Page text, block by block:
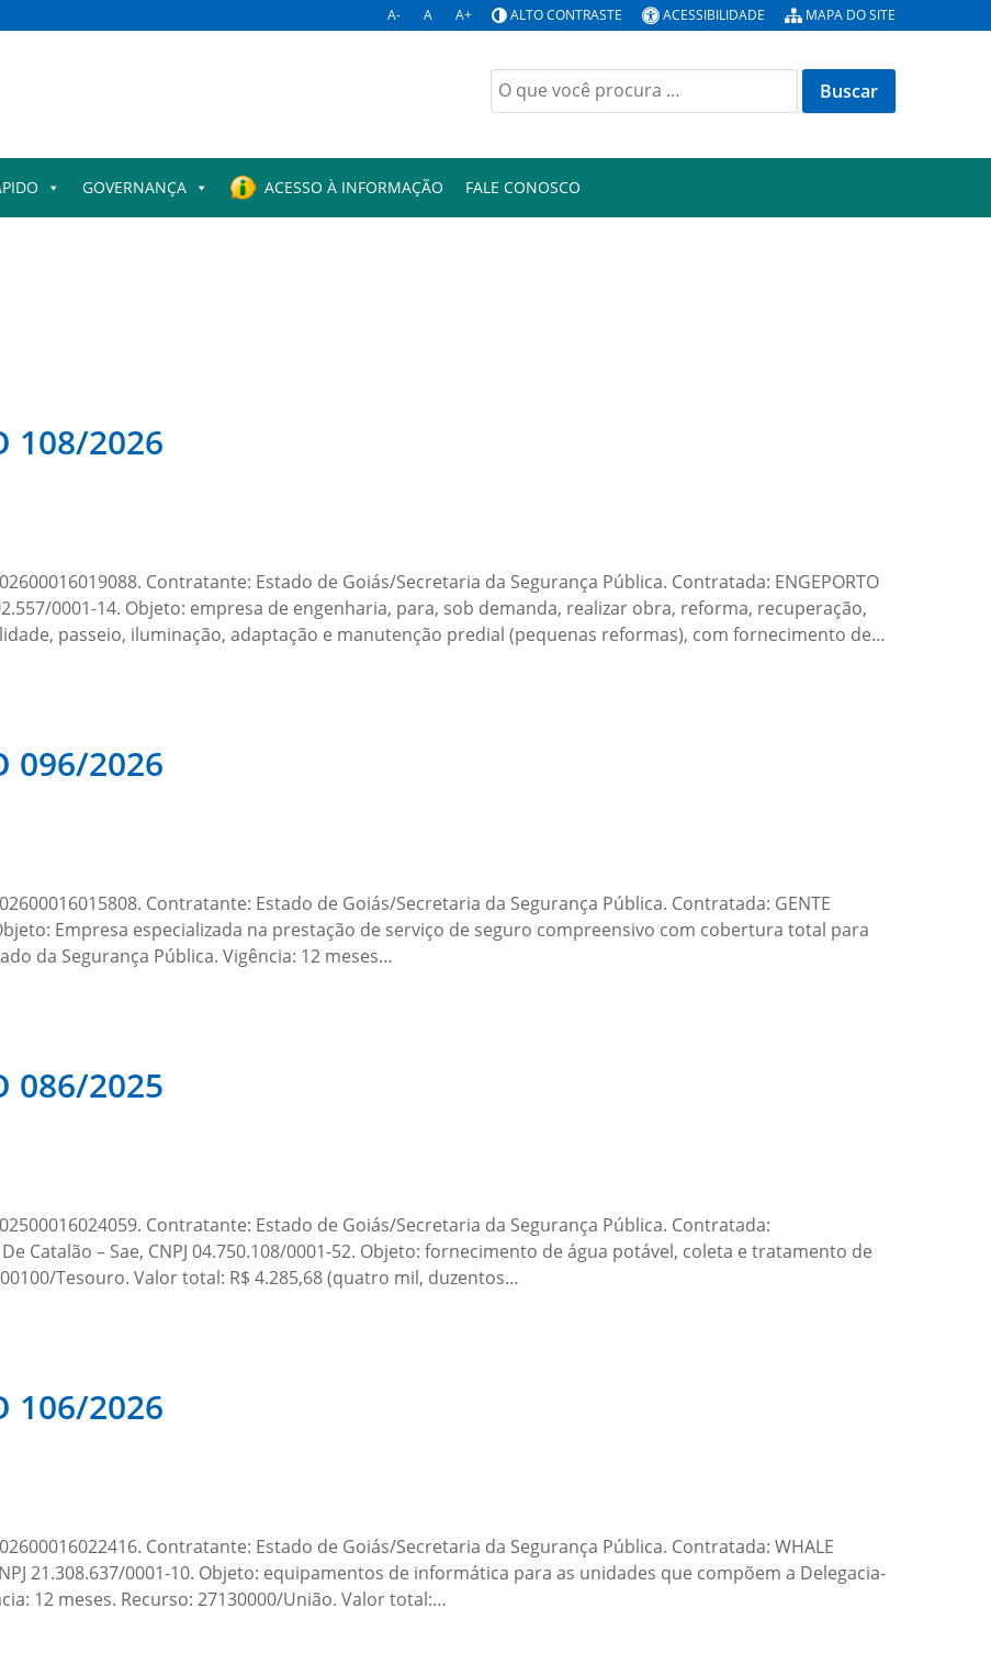
A- A A+ ALTO CONTRASTE ACESSIBILIDADE MAPA DO SITE
Buscar
por:
GOVERNANÇA ACESSO À INFORMAÇÃO FALE CONOSCO
108/2026
Contratante: Estado de Goiás/Secretaria da Segurança Pública. Contratada: ENGEPORTO
0001-14. Objeto: empresa de engenharia, para, sob demanda, realizar obra, reforma, recuperação,
passeio, iluminação, adaptação e manutenção predial (pequenas reformas), com fornecimento de…
096/2026
Contratante: Estado de Goiás/Secretaria da Segurança Pública. Contratada: GENTE
Objeto: Empresa especializada na prestação de serviço de seguro compreensivo com cobertura total para
da Segurança Pública. Vigência: 12 meses…
086/2025
Contratante: Estado de Goiás/Secretaria da Segurança Pública. Contratada:
Catalão – Sae, CNPJ 04.750.108/0001-52. Objeto: fornecimento de água potável, coleta e tratamento de
Tesouro. Valor total: R$ 4.285,68 (quatro mil, duzentos…
106/2026
Contratante: Estado de Goiás/Secretaria da Segurança Pública. Contratada: WHALE
CNPJ 21.308.637/0001-10. Objeto: equipamentos de informática para as unidades que compõem a Delegacia-
12 meses. Recurso: 27130000/União. Valor total:…